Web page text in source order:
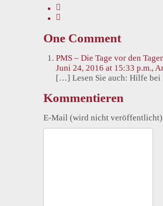
One Comment
PMS – Die Tage vor den
Juni 24, 2016 at 15:33 p.m.,
[…] Lesen Sie auch: Hilfe
Kommentieren
E-Mail (wird nicht veröffentlicht)